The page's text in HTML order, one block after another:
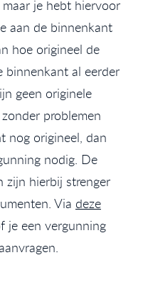
je hebt hiervoor
aan de binnenkant
hoe origineel de
binnenkant al eerder
geen originele
problemen
nog origineel, dan
nodig. De
zijn hierbij strenger
Via deze
je een vergunning